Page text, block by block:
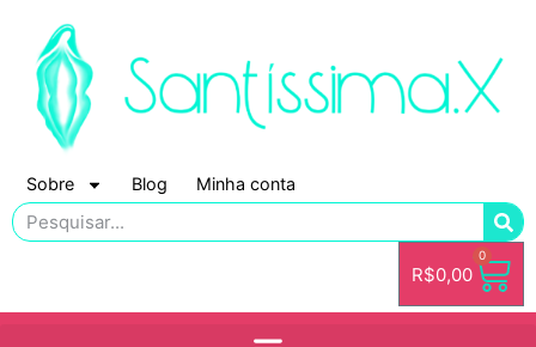
Sobre Blog Minha conta
R$0,00
0